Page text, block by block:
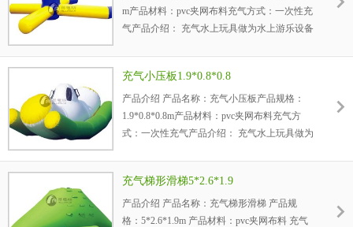
m产品材料：pvc夹网布料充气方式：一次性充
气产品介绍： 充气水上玩具做为水上游乐设备
充气小压板1.9*0.8*0.8
产品介绍 产品名称：充气小压板产品规格：
1.9*0.8*0.8m产品材料：pvc夹网布料充气方
式：一次性充气产品介绍： 充气水上玩具做为
充气梯形滑梯5*2.6*1.9
产品介绍 产品名称：充气梯形滑梯 产品规
格：5*2.6*1.9m 产品材料：pvc夹网布料 充气